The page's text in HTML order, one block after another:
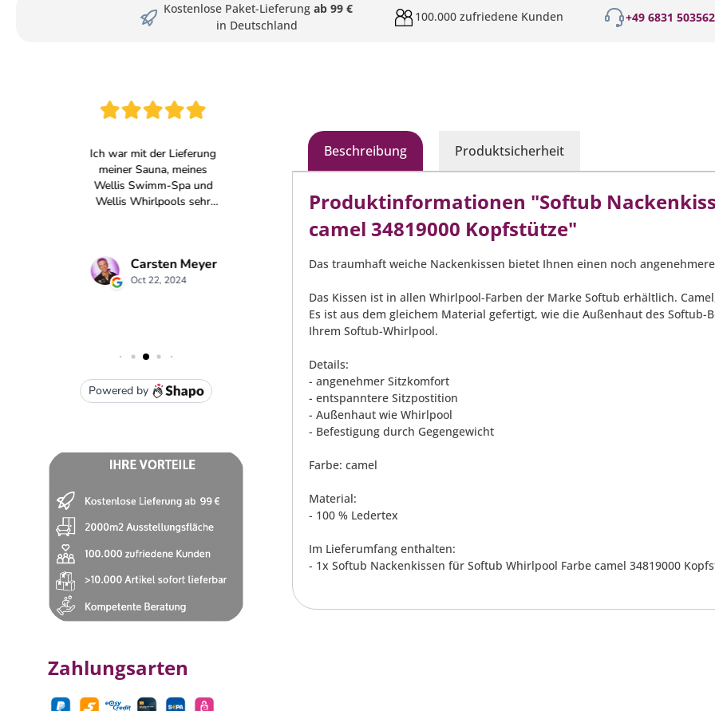
Kostenlose Paket-Lieferung ab 99 €
in Deutschland
100.000 zufriedene Kunden +49 6831
Zahlungsarten
Beschreibung Produktsicherheit
Produktinformationen "Softub
camel 34819000 Kopfstütze"
Das traumhaft weiche Nackenkissen bietet Ihnen einen noch
Das Kissen ist in allen Whirlpool-Farben der Marke Softub erhältlich.
Es ist aus dem gleichem Material gefertigt, wie die Außenhaut des
Ihrem Softub-Whirlpool.
Details:
- angenehmer Sitzkomfort
- entspanntere Sitzpostition
- Außenhaut wie Whirlpool
- Befestigung durch Gegengewicht
Farbe: camel
Material:
- 100 % Ledertex
Im Lieferumfang enthalten:
- 1x Softub Nackenkissen für Softub Whirlpool Farbe camel 34819000